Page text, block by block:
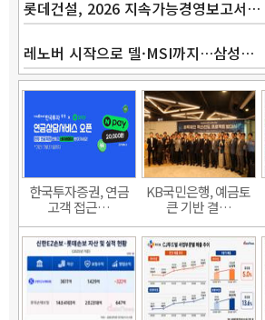
롯데건설, 2026 지속가능경영보고서…
레노버 시작으로 델·MSI까지…삼성…
한국투자증권, 연금
고객 접근…
KB국민은행, 예금토
큰 기반 결…